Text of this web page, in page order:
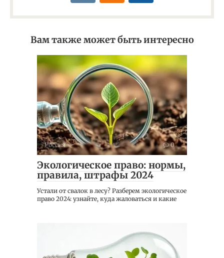
Вам также может быть интересно
Россия 0
Экологическое право: нормы,
правила, штрафы 2024
Устали от свалок в лесу? Разберем экологическое
право 2024: узнайте, куда жаловаться и какие